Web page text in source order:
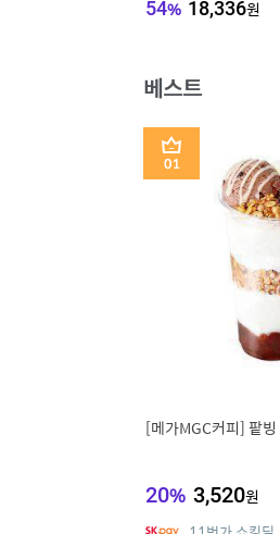
54% 18,336원
베스트
1
[메가MGC커피] 팥
20% 3,520원